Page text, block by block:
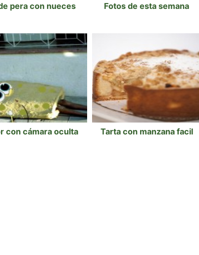
pera con nueces Fotos de esta semana
con cámara oculta Tarta con manzana facil